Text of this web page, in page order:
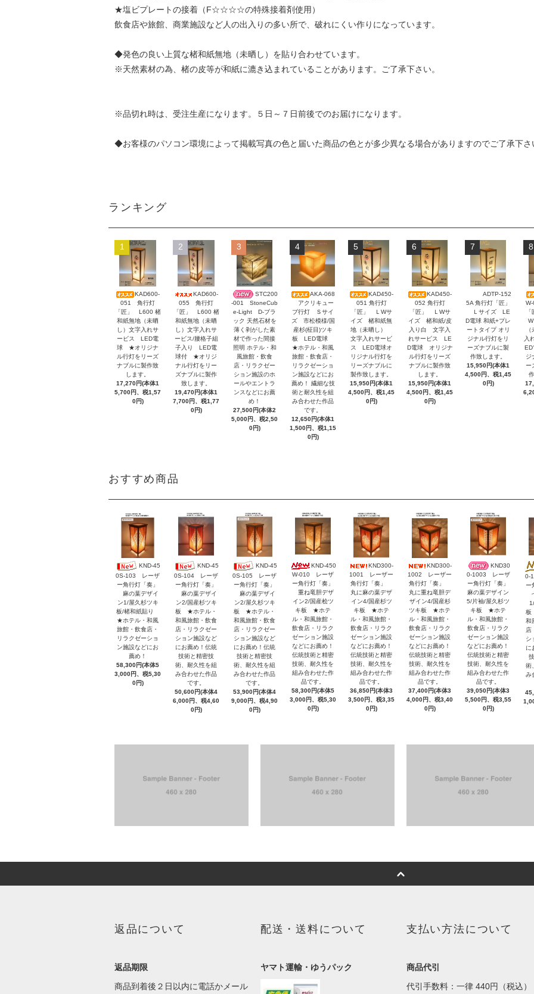
★塩ビプレートの接着（F☆☆☆☆の特殊接着剤使用）
飲食店や旅館、商業施設など人の出入りの多い所で、破れにくい作りになっています。
◆発色の良い上質な楮和紙無地（未晒し）を貼り合わせています。
※天然素材の為、楮の皮等が和紙に漉き込まれていることがあります。ご了承下さい。
※品切れ時は、受注生産になります。５日～７日前後でのお届けになります。
◆お客様のパソコン環境によって掲載写真の色と届いた商品の色とが多少異なる場合がありますのでご了承下さ
ランキング
1
KAD600-
051 角行灯
「匠」 L600 楮
和紙無地（未晒
し）文字入れサ
ービス LED電
球 ★オリジナ
ル行灯をリーズ
ナブルに製作致
します。
17,270円(本体1
5,700円、税1,57
0円)
2
KAD600-
055 角行灯
「匠」 L600 楮
和紙無地（未晒
し）文字入れサ
ービス/腰格子組
子入り LED電
球付 ★オリジ
ナル行灯をリー
ズナブルに製作
致します。
19,470円(本体1
7,700円、税1,77
0円)
3
STC200
-001 StoneCub
e-Light D-ブラ
ック 天然石材を
薄く剥がした素
材で作った間接
照明 ホテル・和
風旅館・飲食
店・リラクゼー
ション施設のホ
ールやエントラ
ンスなどにお薦
め！
27,500円(本体2
5,000円、税2,50
0円)
4
AKA-068
アクリキュー
ブ行灯 Ｓサイ
ズ 市松模様/国
産杉(柾目)ツキ
板 LED電球
★ホテル・和風
旅館・飲食店・
リラクゼーショ
ン施設などにお
薦め！ 繊細な技
術と耐久性を組
み合わせた作品
です。
12,650円(本体1
1,500円、税1,15
0円)
5
KAD450-
051 角行灯
「匠」 ＬWサ
イズ 楮和紙無
地（未晒し）
文字入れサービ
ス LED電球オ
リジナル行灯を
リーズナブルに
製作致します。
15,950円(本体1
4,500円、税1,45
0円)
6
KAD450-
052 角行灯
「匠」 ＬWサ
イズ 楮和紙/皮
入り白 文字入
れサービス LE
D電球 オリジナ
ル行灯をリーズ
ナブルに製作致
します。
15,950円(本体1
4,500円、税1,45
0円)
7
ADTP-152
5A 角行灯「匠」
Ｌサイズ LE
D電球 和紙+プレ
ートタイプ オリ
ジナル行灯をリ
ーズナブルに製
作致します。
15,950円(本体1
4,500円、税1,45
0円)
8
入
ジ
ー
おすすめ商品
KND-45
0S-103 レーザ
ー角行灯「奏」
麻の葉デザイ
ン1/屋久杉ツキ
板/楮和紙貼り
★ホテル・和風
旅館・飲食店・
リラクゼーショ
ン施設などにお
薦め！
58,300円(本体5
3,000円、税5,30
0円)
KND-45
0S-104 レーザ
ー角行灯「奏」
麻の葉デザイ
ン2/国産杉ツキ
板 ★ホテル・
和風旅館・飲食
店・リラクゼー
ション施設など
にお薦め！伝統
技術と精密技
術、耐久性を組
み合わせた作品
です。
50,600円(本体4
6,000円、税4,60
0円)
KND-45
0S-105 レーザ
ー角行灯「奏」
麻の葉デザイ
ン2/屋久杉ツキ
板 ★ホテル・
和風旅館・飲食
店・リラクゼー
ション施設など
にお薦め！伝統
技術と精密技
術、耐久性を組
み合わせた作品
です。
53,900円(本体4
9,000円、税4,90
0円)
KND-450
W-010 レーザ
ー角行灯「奏」
重ね竜胆デザ
イン2/国産桧ツ
キ板 ★ホテ
ル・和風旅館・
飲食店・リラク
ゼーション施設
などにお薦め！
伝統技術と精密
技術、耐久性を
組み合わせた作
品です。
58,300円(本体5
3,000円、税5,30
0円)
KND300-
1001 レーザー
角行灯「奏」
丸に麻の葉デザ
イン4/国産杉ツ
キ板 ★ホテ
ル・和風旅館・
飲食店・リラク
ゼーション施設
などにお薦め！
伝統技術と精密
技術、耐久性を
組み合わせた作
品です。
36,850円(本体3
3,500円、税3,35
0円)
KND300-
1002 レーザー
角行灯「奏」
丸に重ね竜胆デ
ザイン4/国産杉
ツキ板 ★ホテ
ル・和風旅館・
飲食店・リラク
ゼーション施設
などにお薦め！
伝統技術と精密
技術、耐久性を
組み合わせた作
品です。
37,400円(本体3
4,000円、税3,40
0円)
KND30
0-1003 レーザ
ー角行灯「奏」
麻の葉デザイン
5/片袖/屋久杉ツ
キ板 ★ホテ
ル・和風旅館・
飲食店・リラク
ゼーション施設
などにお薦め！
伝統技術と精密
技術、耐久性を
組み合わせた作
品です。
39,050円(本体3
5,500円、税3,55
0円)
0-
ー
板
和
店
シ
に
術
み
返品について
返品期限
商品到着後２日以内に電話かメール
配送・送料について
ヤマト運輸・ゆうパック
支払い方法について
商品代引
代引手数料：一律 440円（税込）